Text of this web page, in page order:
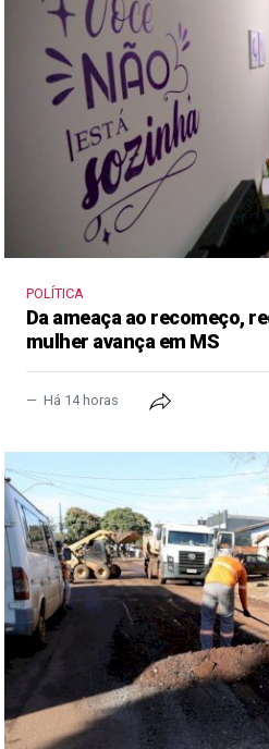
POLÍTICA
Da ameaça ao recomeço,
mulher avança em MS
Há 14 horas